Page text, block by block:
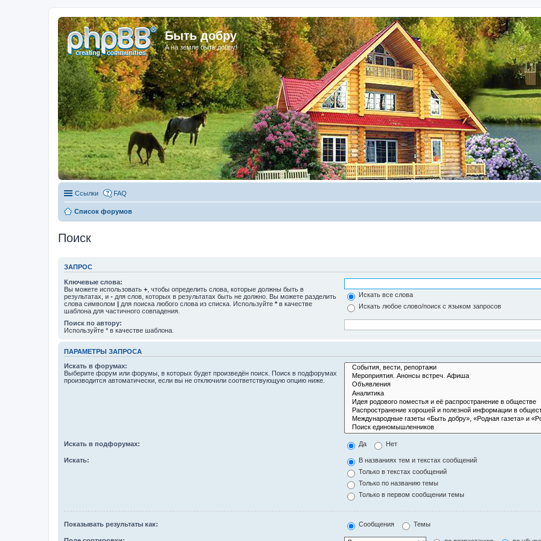
Быть добру
А на земле быть добру!
Ссылки FAQ
Список форумов
Поиск
ЗАПРОС
Ключевые слова:
Вы можете использовать + , чтобы определить слова, которые должны быть в
результатах, и - для слов, которых в результатах быть не должно. Вы можете разделить
слова символом | для поиска любого слова из списка. Используйте * в качестве
шаблона для частичного совпадения.
Искать все слова
Искать любое слово/поиск с языком запросов
Поиск по автору:
Используйте * в качестве шаблона.
ПАРАМЕТРЫ ЗАПРОСА
Искать в форумах:
Выберите форум или форумы, в которых будет произведён поиск. Поиск в подфорумах
производится автоматически, если вы не отключили соответствующую опцию ниже.
Искать в подфорумах: Да Нет
Искать:
В названиях тем и текстах сообщений
Только в текстах сообщений
Только по названию темы
Только в первом сообщении темы
Показывать результаты как: Сообщения Темы